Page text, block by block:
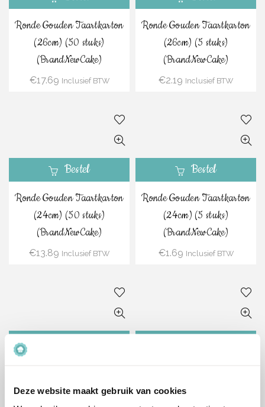
Deze website maakt gebruik van cookies
Ronde Gouden Taartkarton
(26cm) (50 stuks)
(BrandNewCake)
€17.69 Inclusief BTW
Ronde Gouden Taartkarton
(26cm) (5 stuks)
(BrandNewCake)
€2.19 Inclusief BTW
Bestel
Ronde Gouden Taartkarton
(24cm) (50 stuks)
(BrandNewCake)
€13.89 Inclusief BTW
Bestel
Ronde Gouden Taartkarton
(24cm) (5 stuks)
(BrandNewCake)
€1.69 Inclusief BTW
(22cm) (50 stuks)
(22cm) (5 stuks)